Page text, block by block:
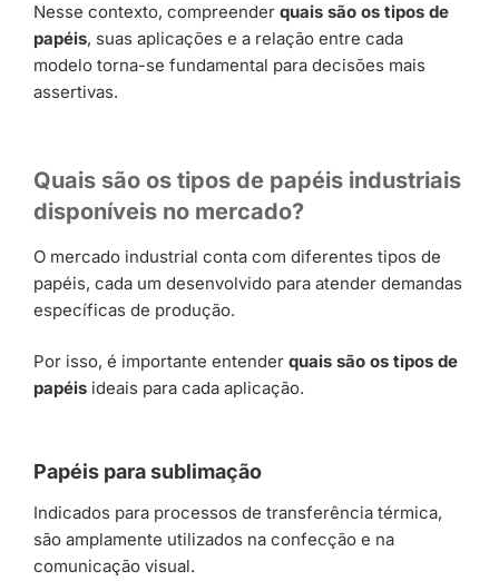
Nesse contexto, compreender quais são os tipos de
papéis, suas aplicações e a relação entre cada
modelo torna-se fundamental para decisões mais
assertivas.
Quais são os tipos de papéis industriais
disponíveis no mercado?
O mercado industrial conta com diferentes tipos de
papéis, cada um desenvolvido para atender demandas
específicas de produção.
Por isso, é importante entender quais são os tipos de
papéis ideais para cada aplicação.
Papéis para sublimação
Indicados para processos de transferência térmica,
são amplamente utilizados na confecção e na
comunicação visual.